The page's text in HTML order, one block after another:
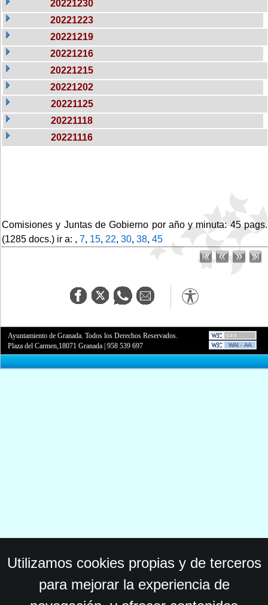
20221230
20221223
20221219
20221216
20221215
20221202
20221125
20221118
20221116
Comisiones y Juntas de Gobierno por año y minuta: 45 pags.
(1285 docs.) ir a: , 7, 15, 22, 30, 38, 45
Ayuntamiento de Granada. Todos los Derechos Reservados.
Plaza del Carmen,18071 Granada |958 539 697
Utilizamos cookies propias y de terceros
para mejorar la experiencia de